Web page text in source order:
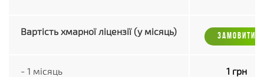
Вартість хмарної ліцензії (у місяць) ЗАМОВИТИ
- 1 місяць 1 грн